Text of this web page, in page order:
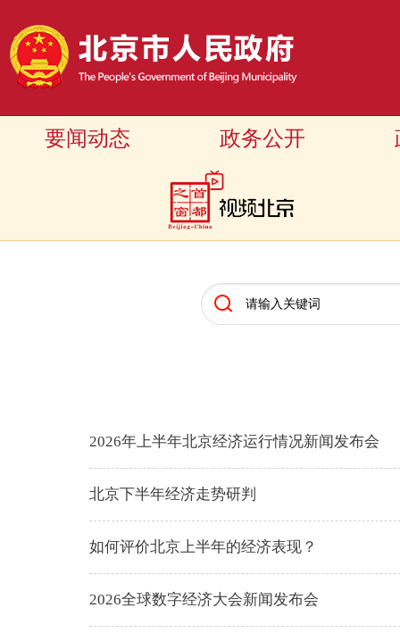
要闻动态 政务公开
2026年上半年北京经济运行情况新闻发布会
北京下半年经济走势研判
如何评价北京上半年的经济表现？
2026全球数字经济大会新闻发布会